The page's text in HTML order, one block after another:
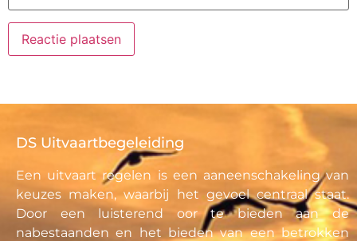
DS Uitvaartbegeleiding
Een uitvaart regelen is een aaneenschakeling van
keuzes maken, waarbij het gevoel centraal staat.
Door een luisterend oor te bieden aan de
nabestaanden en het bieden van een betrokken